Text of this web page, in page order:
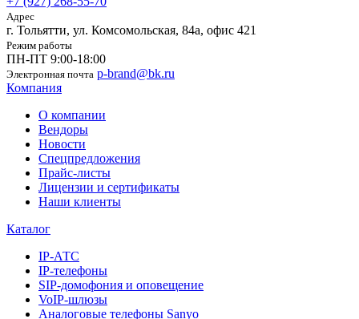
Адрес
г. Тольятти, ул. Комсомольская, 84а, офис 421
Режим работы
ПН-ПТ 9:00-18:00
Электронная почта p-brand@bk.ru
Компания
О компании
Вендоры
Новости
Спецпредложения
Прайс-листы
Лицензии и сертификаты
Наши клиенты
Каталог
IP-АТС
IP-телефоны
SIP-домофония и оповещение
VoIP-шлюзы
Аналоговые телефоны Sanyo